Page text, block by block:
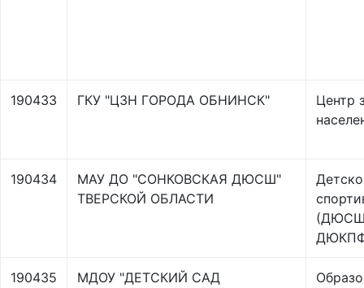
190433 ГКУ "ЦЗН ГОРОДА ОБНИНСК"
Центр
190434
МАУ ДО "СОНКОВСКАЯ ДЮСШ"
ТВЕРСКОЙ ОБЛАСТИ
190435
МДОУ "ДЕТСКИЙ САД